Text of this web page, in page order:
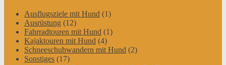
Ausflugsziele mit Hund (1)
Ausrüstung (12)
Fahrradtouren mit Hund (1)
Kajaktouren mit Hund (4)
Schneeschuhwandern mit Hund (2)
Sonstiges (17)